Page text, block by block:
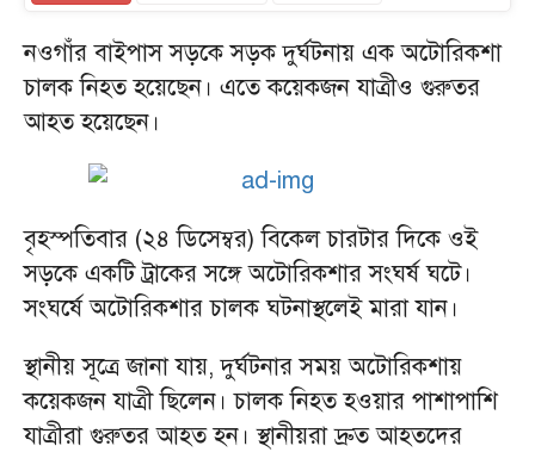
নওগাঁর বাইপাস সড়কে সড়ক দুর্ঘটনায় এক অটোরিকশা
চালক নিহত হয়েছেন। এতে কয়েকজন যাত্রীও গুরুতর
আহত হয়েছেন।
বৃহস্পতিবার (২৪ ডিসেম্বর) বিকেল চারটার দিকে ওই
সড়কে একটি ট্রাকের সঙ্গে অটোরিকশার সংঘর্ষ ঘটে।
সংঘর্ষে অটোরিকশার চালক ঘটনাস্থলেই মারা যান।
স্থানীয় সূত্রে জানা যায়, দুর্ঘটনার সময় অটোরিকশায়
কয়েকজন যাত্রী ছিলেন। চালক নিহত হওয়ার পাশাপাশি
যাত্রীরা গুরুতর আহত হন। স্থানীয়রা দ্রুত আহতদের